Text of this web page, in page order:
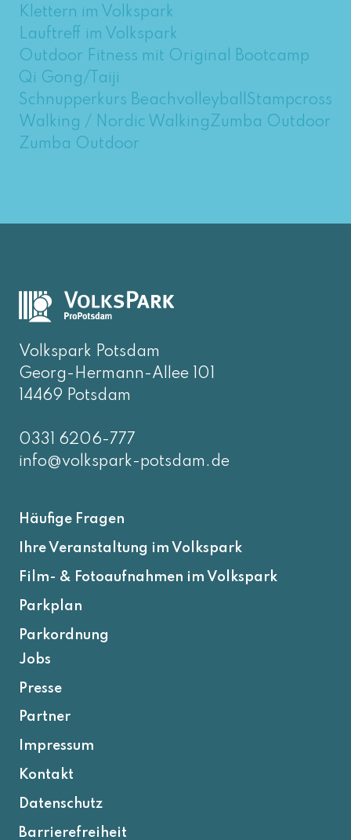
Klettern im Volkspark
Lauftreff im Volkspark
Outdoor Fitness mit Original Bootcamp
Qi Gong/Taiji
Schnupperkurs BeachvolleyballStampcross
Walking / Nordic WalkingZumba Outdoor
Zumba Outdoor
Volkspark Potsdam
Georg-Hermann-Allee 101
14469 Potsdam
0331 6206-777
info@volkspark-potsdam.de
Häufige Fragen
Ihre Veranstaltung im Volkspark
Film- & Fotoaufnahmen im Volkspark
Parkplan
Parkordnung
Jobs
Presse
Partner
Impressum
Kontakt
Datenschutz
Barrierefreiheit